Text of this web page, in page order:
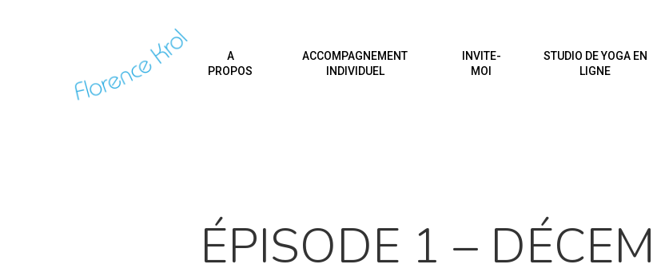
Hit enter to search or ESC to close
A
PROPOS
ACCOMPAGNEMENT
INDIVIDUEL
INVITE-
MOI
STUDIO DE YOGA EN
LIGNE
ÉPISODE 1 –